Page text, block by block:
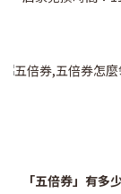
「五倍券」有多